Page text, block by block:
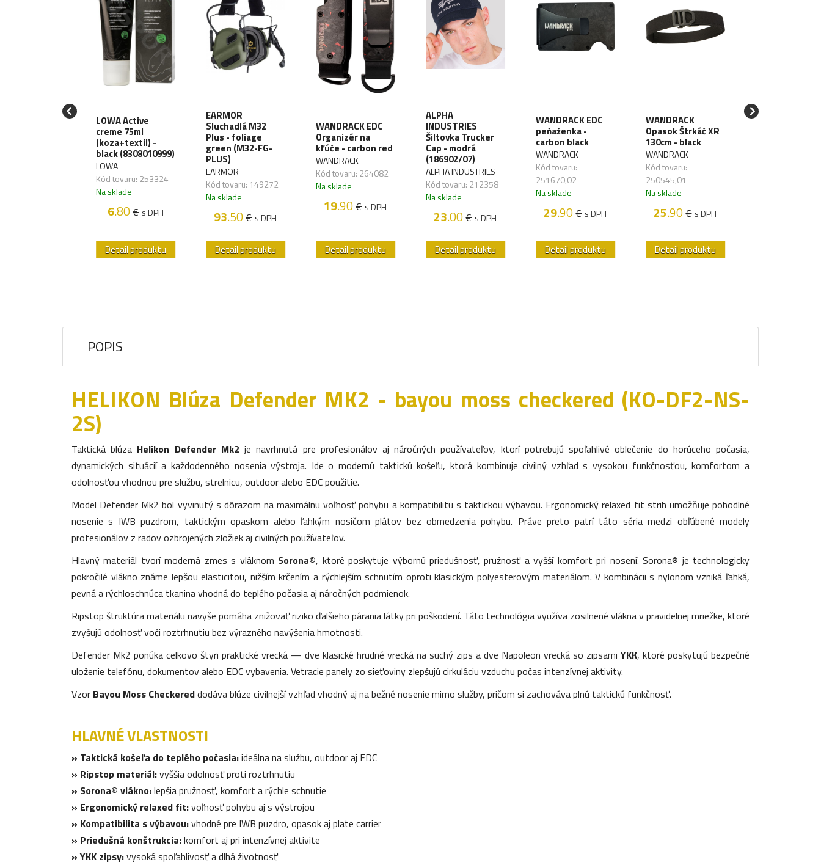
Škrtidlo C-A- LOWA Active
creme 75ml
(koza+textil) -
black (8308010999)
LOWA
Kód tovaru: 253324
Na sklade
6.80€ s DPH
Detail produktu
EARMOR
Sluchadlá M32
Plus - foliage
green (M32-FG-
PLUS)
EARMOR
Kód tovaru: 149272
Na sklade
93.50€ s DPH
Detail produktu
WANDRACK EDC
Organizér na
kľúče - carbon red
WANDRACK
Kód tovaru: 264082
Na sklade
19.90€ s DPH
Detail produktu
ALPHA
INDUSTRIES
Šiltovka Trucker
Cap - modrá
(186902/07)
ALPHA INDUSTRIES
Kód tovaru: 212358
Na sklade
23.00€ s DPH
Detail produktu
WANDRACK EDC
peňaženka -
carbon black
WANDRACK
Kód tovaru:
251670,02
Na sklade
29.90€ s DPH
Detail produktu
WANDRACK
Opasok Štrkáč XR
130cm - black
WANDRACK
Kód tovaru:
250545,01
Na sklade
25.90€ s DPH
Detail produktu
POPIS
HELIKON Blúza Defender MK2 - bayou moss checkered (KO-DF2-NS-
2S)
Taktická blúza Helikon Defender Mk2 je navrhnutá pre profesionálov aj náročných používateľov, ktorí potrebujú spoľahlivé oblečenie do horúceho počasia,
dynamických situácií a každodenného nosenia výstroja. Ide o modernú taktickú košeľu, ktorá kombinuje civilný vzhľad s vysokou funkčnosťou, komfortom a
odolnosťou vhodnou pre službu, strelnicu, outdoor alebo EDC použitie.
Model Defender Mk2 bol vyvinutý s dôrazom na maximálnu voľnosť pohybu a kompatibilitu s taktickou výbavou. Ergonomický relaxed fit strih umožňuje pohodlné
nosenie s IWB puzdrom, taktickým opaskom alebo ľahkým nosičom plátov bez obmedzenia pohybu. Práve preto patrí táto séria medzi obľúbené modely
profesionálov z radov ozbrojených zložiek aj civilných používateľov.
Hlavný materiál tvorí moderná zmes s vláknom Sorona®, ktoré poskytuje výbornú priedušnosť, pružnosť a vyšší komfort pri nosení. Sorona® je technologicky
pokročilé vlákno známe lepšou elasticitou, nižším krčením a rýchlejším schnutím oproti klasickým polyesterovým materiálom. V kombinácii s nylonom vzniká ľahká,
pevná a rýchloschnúca tkanina vhodná do teplého počasia aj náročných podmienok.
Ripstop štruktúra materiálu navyše pomáha znižovať riziko ďalšieho párania látky pri poškodení. Táto technológia využíva zosilnené vlákna v pravidelnej mriežke, ktoré
zvyšujú odolnosť voči roztrhnutiu bez výrazného navýšenia hmotnosti.
Defender Mk2 ponúka celkovo štyri praktické vrecká — dve klasické hrudné vrecká na suchý zips a dve Napoleon vrecká so zipsamiYKK, ktoré poskytujú bezpečné
uloženie telefónu, dokumentov alebo EDC vybavenia. Vetracie panely zo sieťoviny zlepšujú cirkuláciu vzduchu počas intenzívnej aktivity.
Vzor Bayou Moss Checkereddodáva blúze civilnejší vzhľad vhodný aj na bežné nosenie mimo služby, pričom si zachováva plnú taktickú funkčnosť.
HLAVNÉ VLASTNOSTI
» Taktická košeľa do teplého počasia:ideálna na službu, outdoor aj EDC
» Ripstop materiál:vyššia odolnosť proti roztrhnutiu
» Sorona® vlákno:lepšia pružnosť, komfort a rýchle schnutie
» Ergonomický relaxed fit:voľnosť pohybu aj s výstrojou
» Kompatibilita s výbavou:vhodné pre IWB puzdro, opasok aj plate carrier
» Priedušná konštrukcia:komfort aj pri intenzívnej aktivite
» YKK zipsy:vysoká spoľahlivosť a dlhá životnosť